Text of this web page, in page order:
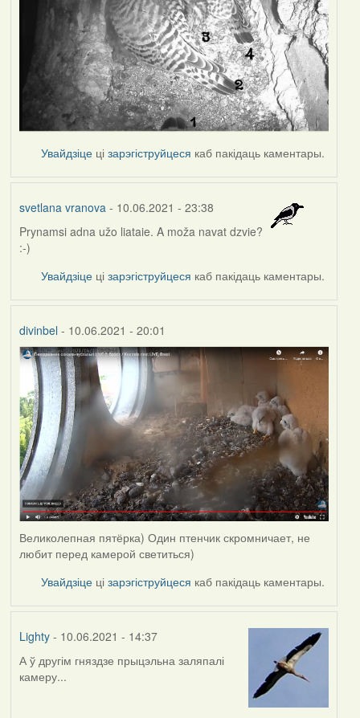
Увайдзіце цізарэгіструйцеся каб пакідаць каментары.
svetlana vranova- 10.06.2021 - 23:38
Prynamsi adna užo liataie. A moža navat dzvie?
:-)
Увайдзіце цізарэгіструйцеся каб пакідаць каментары.
divinbel - 10.06.2021 - 20:01
Великолепная пятёрка) Один птенчик скромничает, не
любит перед камерой светиться)
Увайдзіце цізарэгіструйцеся каб пакідаць каментары.
Lighty- 10.06.2021 - 14:37
А ў другім гняздзе прыцэльна заляпалі
камеру...